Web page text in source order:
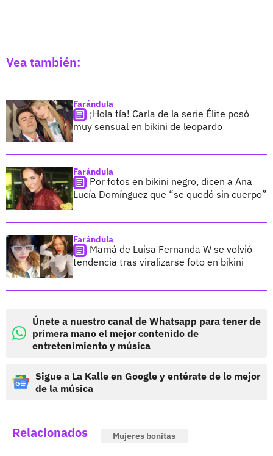
Vea también:
Farándula
¡Hola tía! Carla de la serie Élite posó
muy sensual en bikini de leopardo
Farándula
Por fotos en bikini negro, dicen a Ana
Lucía Domínguez que “se quedó sin cuerpo”
Farándula
Mamá de Luisa Fernanda W se volvió
tendencia tras viralizarse foto en bikini
Únete a nuestro canal de Whatsapp para tener de
primera mano el mejor contenido de
entretenimiento y música
Sigue a La Kalle en Google y entérate de lo mejor
de la música
Relacionados Mujeres bonitas